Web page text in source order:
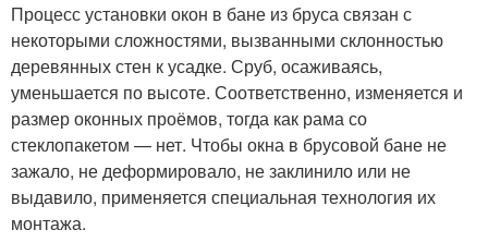
Процесс установки окон в бане из бруса связан с
некоторыми сложностями, вызванными склонностью
деревянных стен к усадке. Сруб, осаживаясь,
уменьшается по высоте. Соответственно, изменяется и
размер оконных проёмов, тогда как рама со
стеклопакетом — нет. Чтобы окна в брусовой бане не
зажало, не деформировало, не заклинило или не
выдавило, применяется специальная технология их
монтажа.